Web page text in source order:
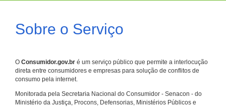
Sobre o Serviço
O Consumidor.gov.br é um serviço público que permite a interlocução
direta entre consumidores e empresas para solução de conflitos de
consumo pela internet.
Monitorada pela Secretaria Nacional do Consumidor - Senacon - do
Ministério da Justiça, Procons, Defensorias, Ministérios Públicos e